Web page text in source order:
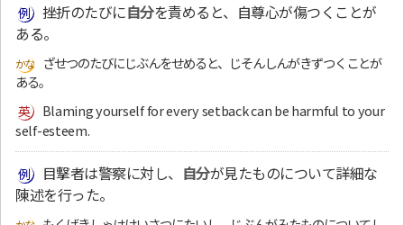
挫折のたびに自分を責めると、自尊心が傷つくことが
ある。
ざせつのたびにじぶんをせめると、じそんしんがきずつくことが
ある。
Blaming yourself for every setback can be harmful to your
self-esteem.
目撃者は警察に対し、 自分が見たものについて詳細な
陳述を行った。